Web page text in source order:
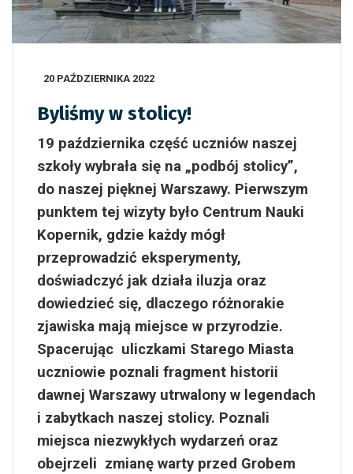
20 PAŹDZIERNIKA 2022
Byliśmy w stolicy!
19 października część uczniów naszej
szkoły wybrała się na „podbój stolicy”,
do naszej pięknej Warszawy. Pierwszym
punktem tej wizyty było Centrum Nauki
Kopernik, gdzie każdy mógł
przeprowadzić eksperymenty,
doświadczyć jak działa iluzja oraz
dowiedzieć się, dlaczego różnorakie
zjawiska mają miejsce w przyrodzie.
Spacerując uliczkami Starego Miasta
uczniowie poznali fragment historii
dawnej Warszawy utrwalony w legendach
i zabytkach naszej stolicy. Poznali
miejsca niezwykłych wydarzeń oraz
obejrzeli zmianę warty przed Grobem